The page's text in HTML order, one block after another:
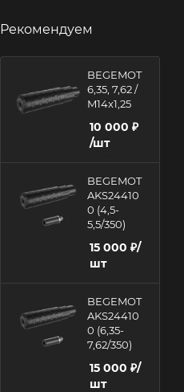
Рекомендуем
BEGEMOT
6,35, 7,62 /
M14x1,25
10 000 ₽
/шт
BEGEMOT
AKS24410
0 (4,5-
5,5/350)
15 000 ₽/
шт
BEGEMOT
AKS24410
0 (6,35-
7,62/350)
15 000 ₽/
шт